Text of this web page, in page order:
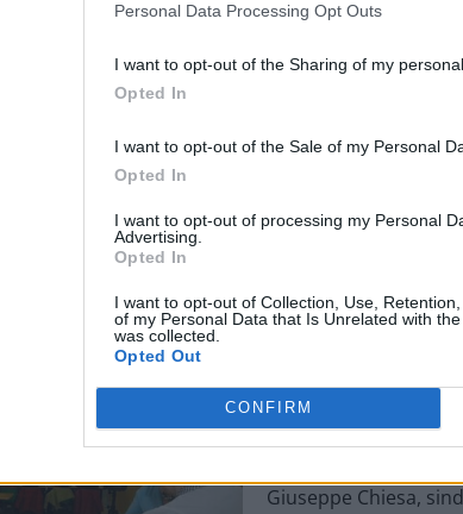
Personal Data Processing Opt Outs
I want to opt-out of the Sharing of my personal
Opted In
I want to opt-out of the Sale of my Personal
Opted In
I want to opt-out of processing my Personal
Advertising.
Opted In
I want to opt-out of Collection, Use,
of my Personal Data that Is Unrelated with
was collected.
Opted Out
CONFIRM
Ott 1, 2015
Egregio Direttore,
Viguzzolo vuole
più controlli
Giuseppe Chiesa,